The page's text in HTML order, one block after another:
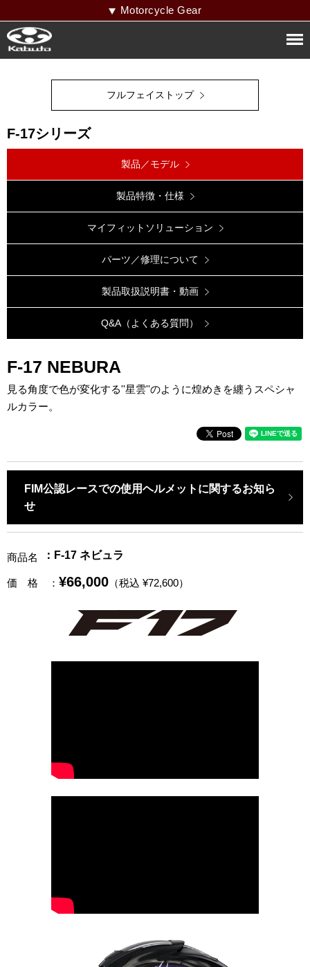
Motorcycle Gear
フルフェイストップ
F-17シリーズ
製品／モデル
製品特徴・仕様
マイフィットソリューション
パーツ／修理について
製品取扱説明書・動画
Q&A（よくある質問）
F-17 NEBURA
見る角度で色が変化する''星雲''のように煌めきを纏うスペシャ
ルカラー。
FIM公認レースでの使用ヘルメットに関するお知ら
せ
商品名 ：F-17 ネビュラ
価 格 ： ¥66,000 （税込 ¥72,600）